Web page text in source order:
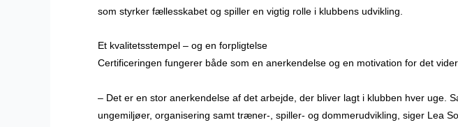
som styrker fællesskabet og spiller en vigtig rolle i klubbens udvikling.
Et kvalitetsstempel – og en forpligtelse
Certificeringen fungerer både som en anerkendelse og en motivation for det
– Det er en stor anerkendelse af det arbejde, der bliver lagt i klubben hver uge.
ungemiljøer, organisering samt træner-, spiller- og dommerudvikling, siger Lea